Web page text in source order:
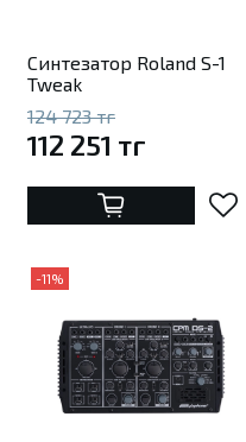
Синтезатор Roland S-1
Tweak
124 723 тг
112 251 тг
-11%